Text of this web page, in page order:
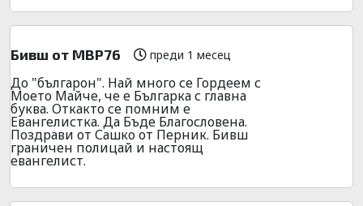
Бивш от МВР76 преди 1 месец
До "българон". Най много се Гордеем с
Моето Майче, че е Българка с главна
буква. Откакто се помним е
Евангелистка. Да Бъде Благословена.
Поздрави от Сашко от Перник. Бивш
граничен полицай и настоящ
евангелист.